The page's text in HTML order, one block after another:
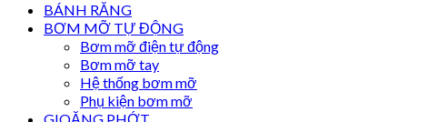
BÁNH RĂNG
BƠM MỠ TỰ ĐỘNG
Bơm mỡ điện tự động
Bơm mỡ tay
Hệ thống bơm mỡ
Phụ kiện bơm mỡ